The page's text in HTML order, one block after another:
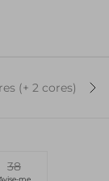
(+ 2 cores)
38
me